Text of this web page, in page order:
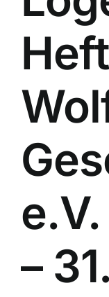
e.V.
–